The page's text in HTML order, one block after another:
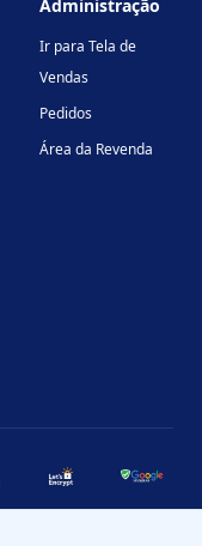
Administração
Ir para Tela de
Vendas
Pedidos
Área da Revenda